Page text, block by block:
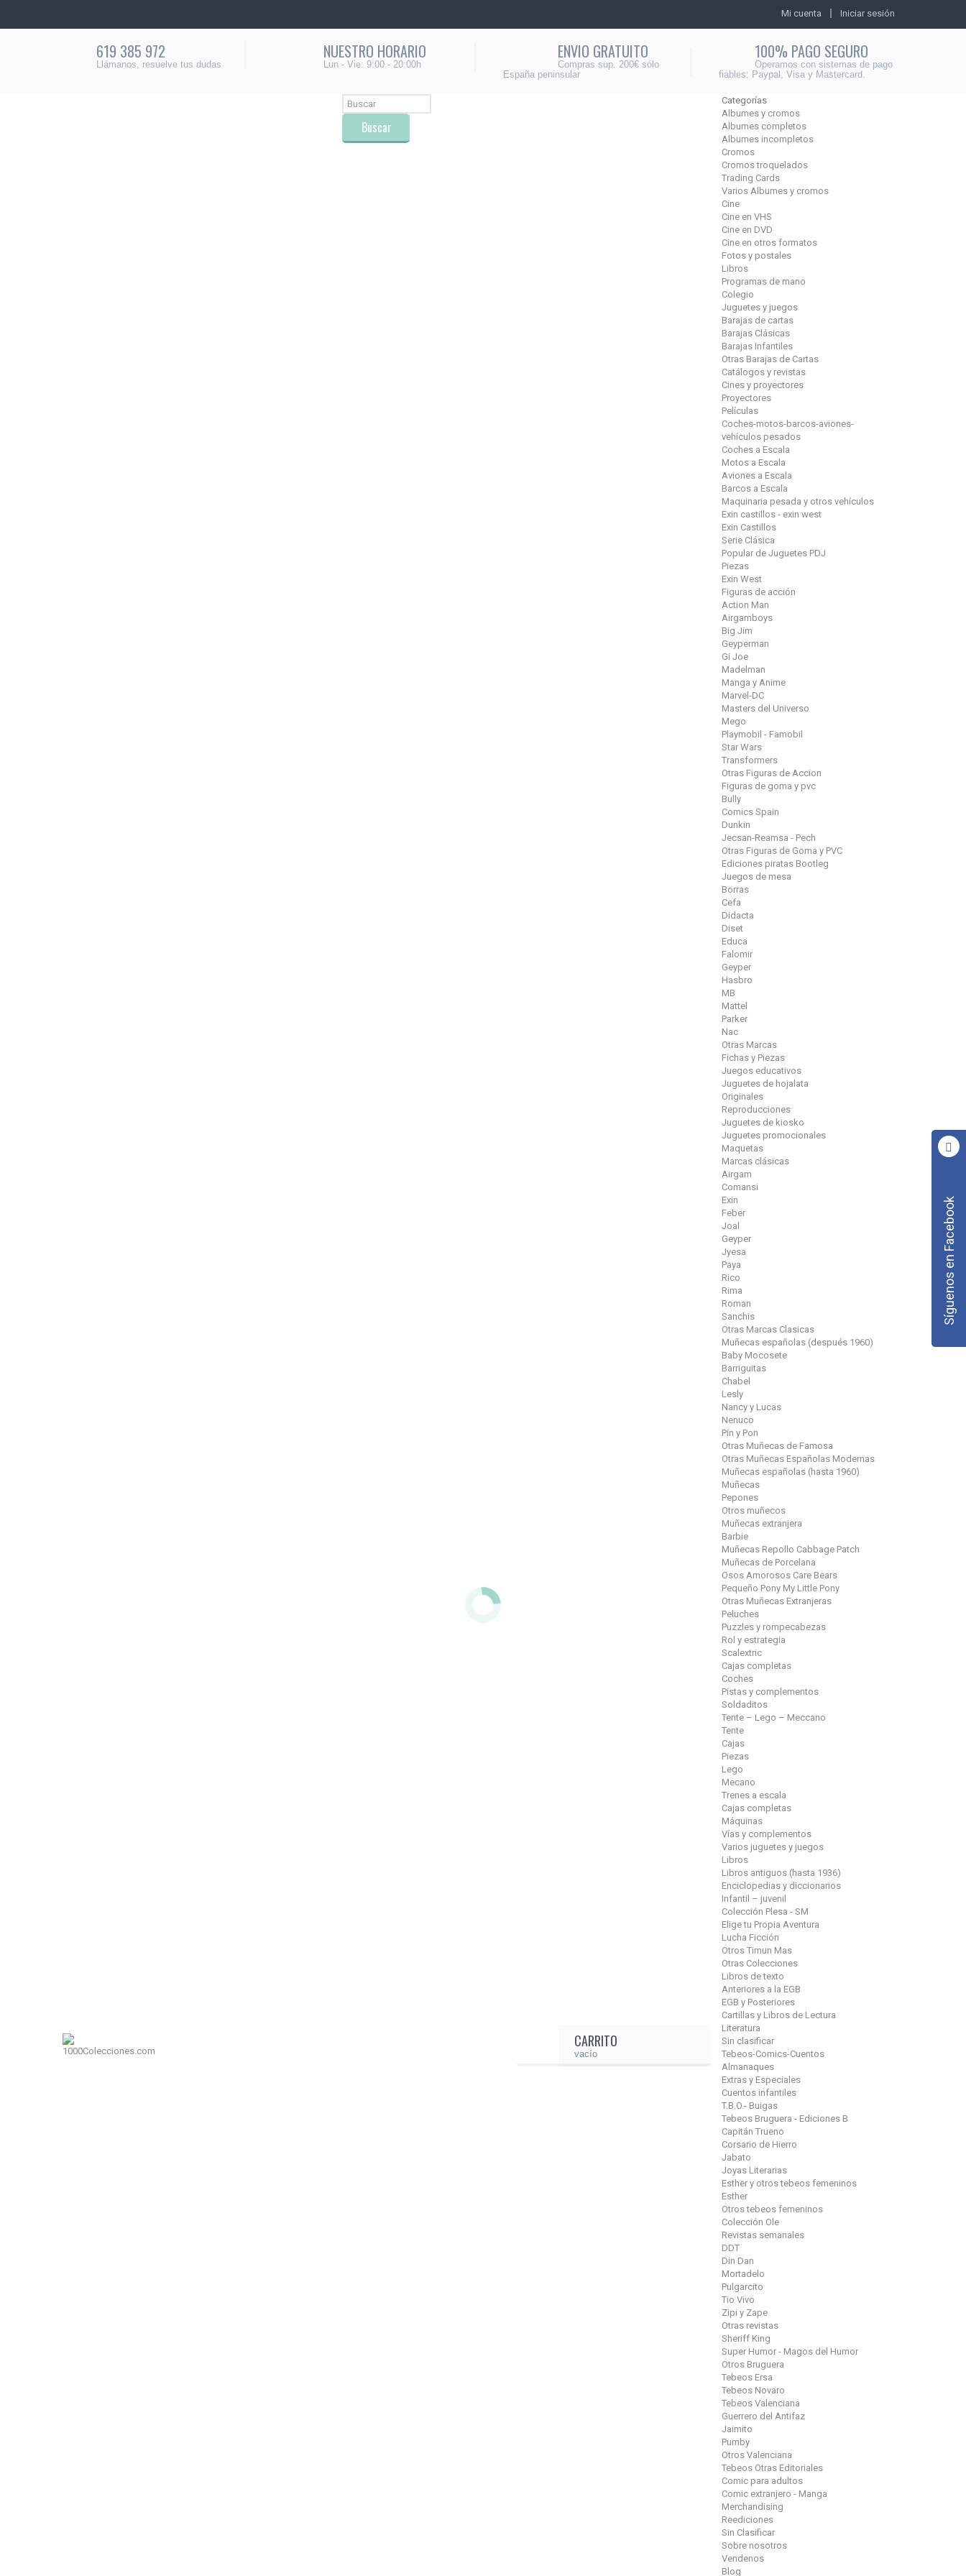
Síguenos en Facebook
Mi cuenta Iniciar sesión
619 385 972
Llámanos, resuelve tus dudas
NUESTRO HORARIO
Lun - Vie: 9:00 - 20:00h
ENVIO GRATUITO
Compras sup. 200€ sólo
España peninsular
100% PAGO SEGURO
Operamos con sistemas de pago
fiables: Paypal, Visa y Mastercard.
Buscar
CARRITO
vacío
Categorías
Albumes y cromos
Albumes completos
Albumes incompletos
Cromos
Cromos troquelados
Trading Cards
Varios Albumes y cromos
Cine
Cine en VHS
Cine en DVD
Cine en otros formatos
Fotos y postales
Libros
Programas de mano
Colegio
Juguetes y juegos
Barajas de cartas
Barajas Clásicas
Barajas Infantiles
Otras Barajas de Cartas
Catálogos y revistas
Cines y proyectores
Proyectores
Películas
Coches-motos-barcos-aviones-
vehículos pesados
Coches a Escala
Motos a Escala
Aviones a Escala
Barcos a Escala
Maquinaria pesada y otros vehículos
Exin castillos - exin west
Exin Castillos
Serie Clásica
Popular de Juguetes PDJ
Piezas
Exin West
Figuras de acción
Action Man
Airgamboys
Big Jim
Geyperman
Gi Joe
Madelman
Manga y Anime
Marvel-DC
Masters del Universo
Mego
Playmobil - Famobil
Star Wars
Transformers
Otras Figuras de Accion
Figuras de goma y pvc
Bully
Comics Spain
Dunkin
Jecsan-Reamsa - Pech
Otras Figuras de Goma y PVC
Ediciones piratas Bootleg
Juegos de mesa
Borras
Cefa
Didacta
Diset
Educa
Falomir
Geyper
Hasbro
MB
Mattel
Parker
Nac
Otras Marcas
Fichas y Piezas
Juegos educativos
Juguetes de hojalata
Originales
Reproducciones
Juguetes de kiosko
Juguetes promocionales
Maquetas
Marcas clásicas
Airgam
Comansi
Exin
Feber
Joal
Geyper
Jyesa
Paya
Rico
Rima
Roman
Sanchis
Otras Marcas Clasicas
Muñecas españolas (después 1960)
Baby Mocosete
Barriguitas
Chabel
Lesly
Nancy y Lucas
Nenuco
Pin y Pon
Otras Muñecas de Famosa
Otras Muñecas Españolas Modernas
Muñecas españolas (hasta 1960)
Muñecas
Pepones
Otros muñecos
Muñecas extranjera
Barbie
Muñecas Repollo Cabbage Patch
Muñecas de Porcelana
Osos Amorosos Care Bears
Pequeño Pony My Little Pony
Otras Muñecas Extranjeras
Peluches
Puzzles y rompecabezas
Rol y estrategia
Scalextric
Cajas completas
Coches
Pistas y complementos
Soldaditos
Tente – Lego – Meccano
Tente
Cajas
Piezas
Lego
Mecano
Trenes a escala
Cajas completas
Máquinas
Vías y complementos
Varios juguetes y juegos
Libros
Libros antiguos (hasta 1936)
Enciclopedias y diccionarios
Infantil – juvenil
Colección Plesa - SM
Elige tu Propia Aventura
Lucha Ficción
Otros Timun Mas
Otras Colecciones
Libros de texto
Anteriores a la EGB
EGB y Posteriores
Cartillas y Libros de Lectura
Literatura
Sin clasificar
Tebeos-Comics-Cuentos
Almanaques
Extras y Especiales
Cuentos infantiles
T.B.O.- Buigas
Tebeos Bruguera - Ediciones B
Capitán Trueno
Corsario de Hierro
Jabato
Joyas Literarias
Esther y otros tebeos femeninos
Esther
Otros tebeos femeninos
Colección Ole
Revistas semanales
DDT
Din Dan
Mortadelo
Pulgarcito
Tio Vivo
Zipi y Zape
Otras revistas
Sheriff King
Super Humor - Magos del Humor
Otros Bruguera
Tebeos Ersa
Tebeos Novaro
Tebeos Valenciana
Guerrero del Antifaz
Jaimito
Pumby
Otros Valenciana
Tebeos Otras Editoriales
Comic para adultos
Comic extranjero - Manga
Merchandising
Reediciones
Sin Clasificar
Sobre nosotros
Vendenos
Blog